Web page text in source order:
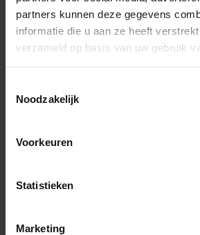
partners kunnen deze gegevens
informatie die u aan ze heeft
verzameld op basis van uw gebruik
Noodzakelijk
Voorkeuren
Statistieken
Marketing
Procedure
Spreken wij jou aan en ben je
geïnteresseerd in deze
door naarhr@lawtree.be. Wij
jouw sollicitatie.